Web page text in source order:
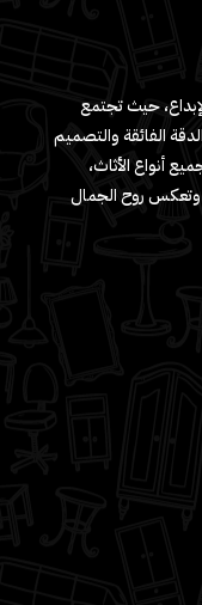
حيث تجتمع
لأكثر من ٣٠ عامًا مع الدقة الفائقة والتصميم
أنواع الأثاث،
وتعكس روح الجمال